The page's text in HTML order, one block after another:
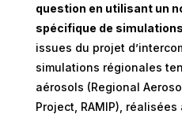
question en utilisant un
spécifique de
issues du projet
simulations régionales
aérosols (Regional
Project, RAMIP),